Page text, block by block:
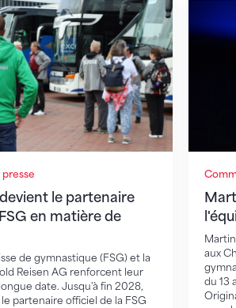
le partenaire
en matière de
de gymnastique (FSG) et la
Reisen AG renforcent leur
date. Jusqu'à fin 2028,
partenaire officiel de la FSG
le partenaire officiel de la FSG
aux
du 13